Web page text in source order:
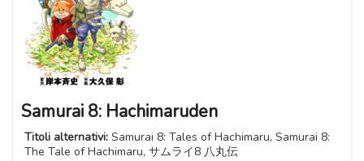
Samurai 8: Hachimaruden
Titoli alternativi: Samurai 8: Tales of Hachimaru, Samurai 8:
The Tale of Hachimaru, サムライ8 八丸伝